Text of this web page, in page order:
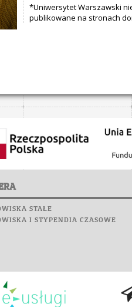
*Uniwersytet Warszawski
publikowane na stronach
STAŁE
I STYPENDIA CZASOWE